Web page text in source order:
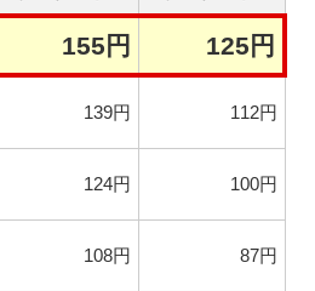
155円 125円
139円 112円
124円 100円
108円 87円